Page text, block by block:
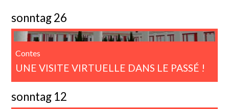
sonntag 26
Contes
UNE VISITE VIRTUELLE DANS LE PASSÉ !
sonntag 12